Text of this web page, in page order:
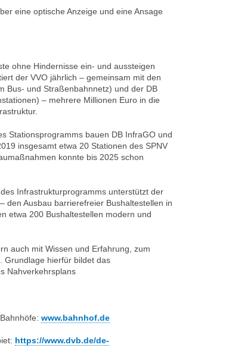
eine optische Anzeige und eine Ansage
ohne Hindernisse ein- und aussteigen
der VVO jährlich – gemeinsam mit den
Bus- und Straßenbahnnetz) und der DB
– mehrere Millionen Euro in die
Stationsprogramms bauen DB InfraGO und
insgesamt etwa 20 Stationen des SPNV
konnte bis 2025 schon
Infrastrukturprogramms unterstützt der
den Ausbau barrierefreier Bushaltestellen in
etwa 200 Bushaltestellen modern und
auch mit Wissen und Erfahrung, zum
Grundlage hierfür bildet das
Nahverkehrsplans
www.bahnhof.de
https://www.dvb.de/de-